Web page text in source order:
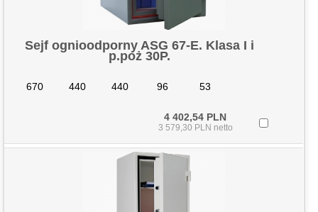
Sejf ognioodporny ASG 67-E. Klasa I i
p.poż 30P.
670 440 440 96 53
4 402,54 PLN
3 579,30 PLN netto